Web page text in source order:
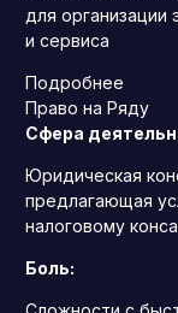
для
и сервиса
Подробнее
Право на Ряду
Сфера
Юридическая
предлагающая
налоговому
Боль: